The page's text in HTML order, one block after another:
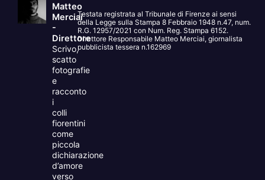
Matteo
Merciai
-
Direttore
Scrivo,
scatto
fotografie
e
racconto
i
colli
fiorentini
come
piccola
dichiarazione
d’amore
verso
Testata registrata al Tribunale di Firenze ai sensi
della Legge sulla Stampa 8 Febbraio 1948 n.47, num.
R.G. 12957/2021 con Num. Reg. Stampa 6152.
Direttore Responsabile Matteo Merciai, giornalista
pubblicista tessera n.162969